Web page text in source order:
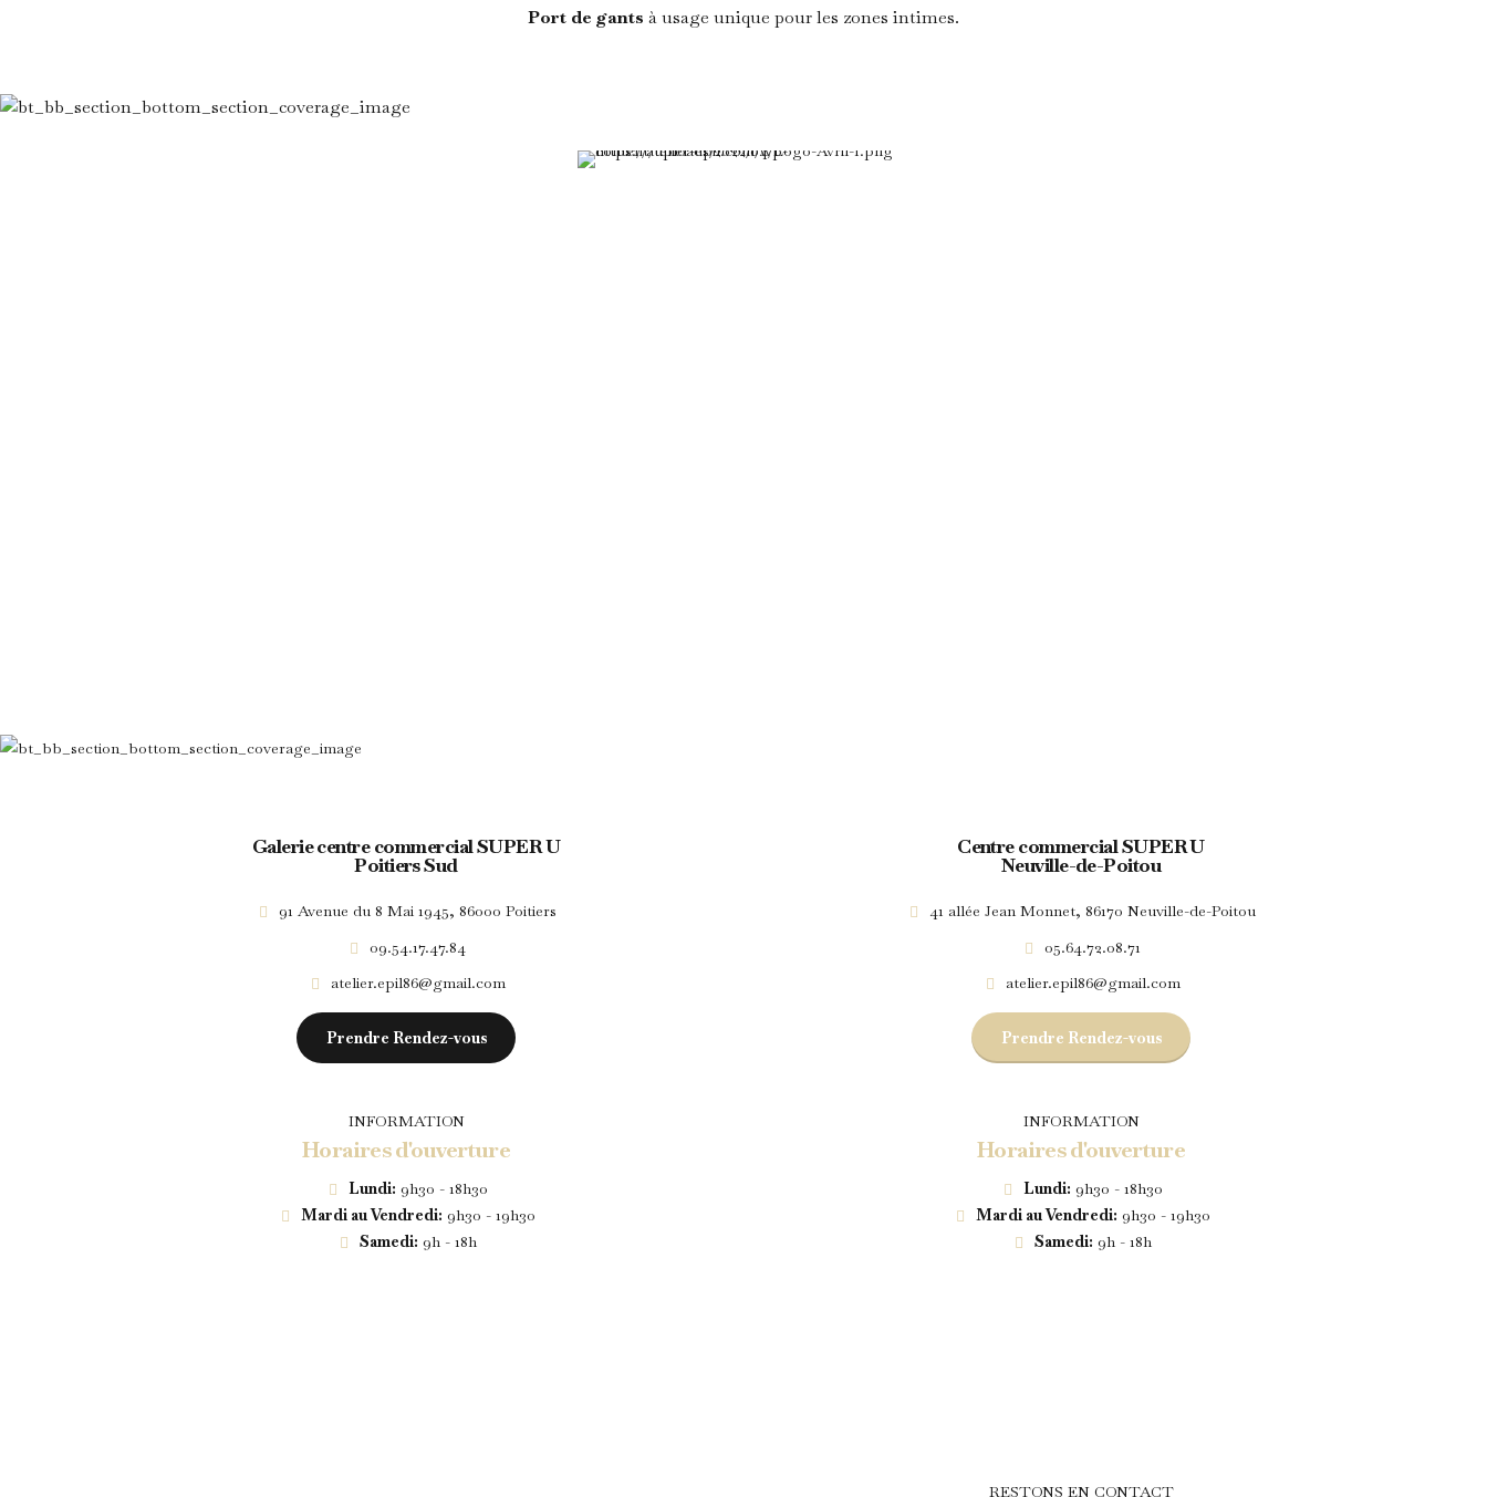
Port de gants à usage unique pour les zones intimes.
Galerie centre commercial SUPER U
Poitiers Sud
91 Avenue du 8 Mai 1945, 86000 Poitiers
09.54.17.47.84
atelier.epil86@gmail.com
Prendre Rendez-vous
INFORMATION
Horaires d'ouverture
Lundi: 9h30 - 18h30
Mardi au Vendredi: 9h30 - 19h30
Samedi: 9h - 18h
Centre commercial SUPER U
Neuville-de-Poitou
41 allée Jean Monnet, 86170 Neuville-de-Poitou
05.64.72.08.71
atelier.epil86@gmail.com
Prendre Rendez-vous
INFORMATION
Horaires d'ouverture
Lundi: 9h30 - 18h30
Mardi au Vendredi: 9h30 - 19h30
Samedi: 9h - 18h
RESTONS EN CONTACT